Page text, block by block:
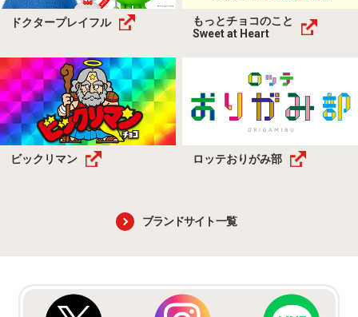
ドクタープレイフル
もっとチョコのこと
Sweet at Heart
ビックリマン ロッテおりがみ部
ブランドサイト一覧